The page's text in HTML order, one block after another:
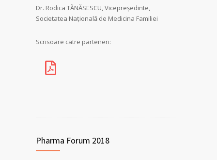
Dr. Rodica TĂNĂSESCU, Vicepreşedinte,
Societatea Naţională de Medicina Familiei
Scrisoare catre parteneri:
Pharma Forum 2018